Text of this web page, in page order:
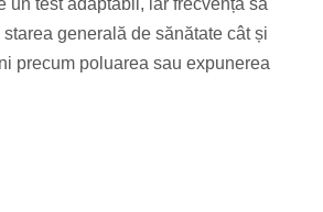
un test adaptabil, iar frecvența sa
generală de sănătate cât și
precum poluarea sau expunerea